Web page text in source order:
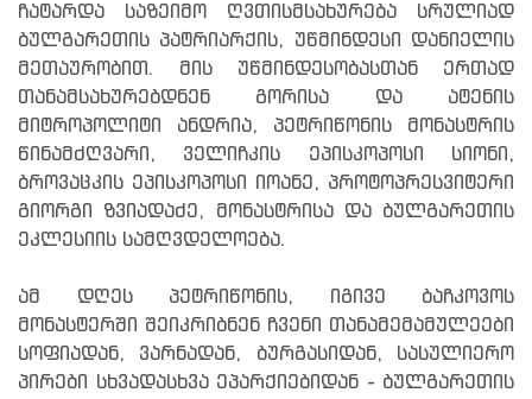
ჩატარდა საზეიმო ღვთისმსახურება სრულიად
ბულგარეთის პატრიარქის, უწმინდესი დანიელის
მეთაურობით. მის უწმინდესობასთან ერთად
თანამსახურებდნენ გორისა და ატენის
მიტროპოლიტი ანდრია, პეტრიწონის მონასტრის
წინამძღვარი, ველიჩკის ეპისკოპოსი სიონი,
ბროვაცკის ეპისკოპოსი იოანე, პროტოპრესვიტერი
გიორგი ზვიადაძე, მონასტრისა და ბულგარეთის
ეკლესიის სამღვდელოება.
ამ დღეს პეტრიწონის, იგივე ბაჩკოვოს
მონასტერში შეიკრიბნენ ჩვენი თანამემამულეები
სოფიადან, ვარნადან, ბურგასიდან, სასულიერო
პირები სხვადასხვა ეპარქიებიდან - ბულგარეთის